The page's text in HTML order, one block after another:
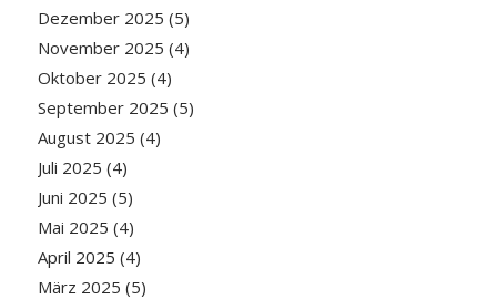
Dezember 2025 (5)
November 2025 (4)
Oktober 2025 (4)
September 2025 (5)
August 2025 (4)
Juli 2025 (4)
Juni 2025 (5)
Mai 2025 (4)
April 2025 (4)
März 2025 (5)